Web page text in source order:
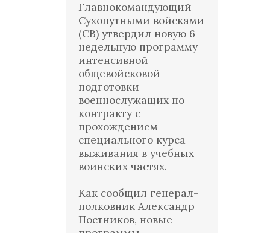
Главнокомандующий
Сухопутными войсками
(СВ) утвердил новую 6-
недельную программу
интенсивной
общевойсковой
подготовки
военнослужащих по
контракту с
прохождением
специального курса
выживания в учебных
воинских частях.
Как сообщил генерал-
полковник Александр
Постников, новые